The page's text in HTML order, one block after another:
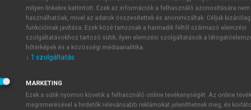
SAJÁT FIÓKKAL ÚJ FIÓK
1 óra
milyen linkekre kattintott. Ezek az információk a felhasználó azonosítására nem
használhatóak, mivel az adatok összesítettek és anonimizáltak. Céljuk
funkcióinak javítása. Ezek közé tartoznak a harmadik féltől származó elemzési
szolgáltatásokhoz tartozó sütik; ilyen elemzési szolgáltatások a
hőtérképek és a közösségi médiaanalitika.
↓ 1 szolgáltatás
MARKETING
Ezek a sütik nyomon követik a felhasználó online tevékenységét. Az online
megismerésével a hirdetők relevánsabb reklámokat jeleníthetnek meg, és